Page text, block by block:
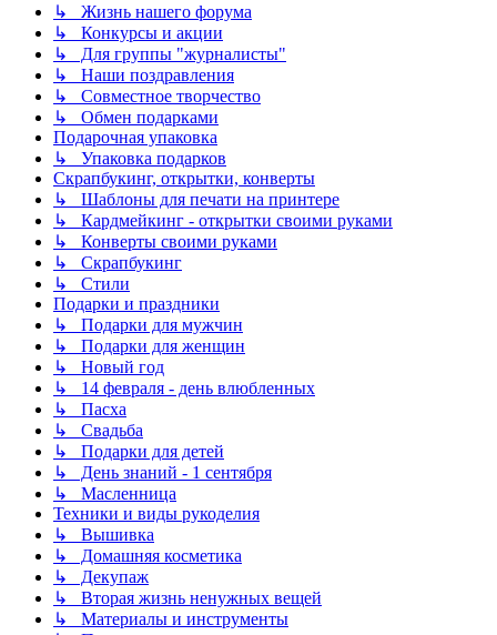
↳ Жизнь нашего форума
↳ Конкурсы и акции
↳ Для группы "журналисты"
↳ Наши поздравления
↳ Совместное творчество
↳ Обмен подарками
Подарочная упаковка
↳ Упаковка подарков
Скрапбукинг, открытки, конверты
↳ Шаблоны для печати на принтере
↳ Кардмейкинг - открытки своими руками
↳ Конверты своими руками
↳ Скрапбукинг
↳ Стили
Подарки и праздники
↳ Подарки для мужчин
↳ Подарки для женщин
↳ Новый год
↳ 14 февраля - день влюбленных
↳ Пасха
↳ Свадьба
↳ Подарки для детей
↳ День знаний - 1 сентября
↳ Масленница
Техники и виды рукоделия
↳ Вышивка
↳ Домашняя косметика
↳ Декупаж
↳ Вторая жизнь ненужных вещей
↳ Материалы и инструменты